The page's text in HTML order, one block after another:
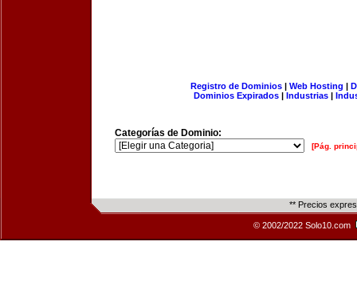
Registro de Dominios| Web Hosting |
Dominios Expirados | Industrias |
Categorías de Dominio:
[Pág.
** Precios
© 2002/2022 Solo10.com